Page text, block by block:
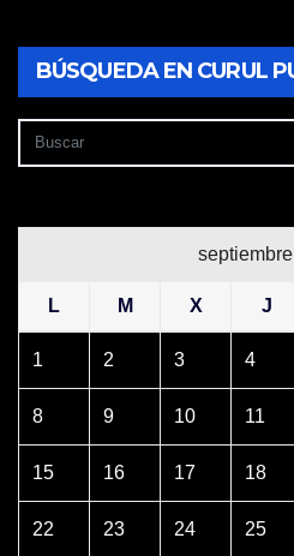
BÚSQUEDA EN CURUL
L M X J
1 2 3 4
8 9 10 11
15 16 17 18
22 23 24 25